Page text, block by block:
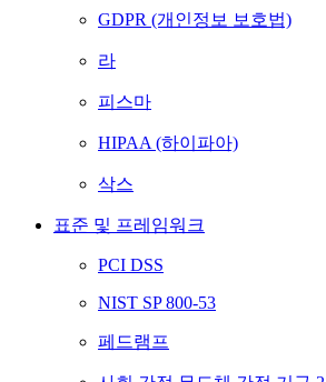
GDPR (개인정보 보호법)
라
피스마
HIPAA (하이파아)
삭스
표준 및 프레임워크
PCI DSS
NIST SP 800-53
페드램프